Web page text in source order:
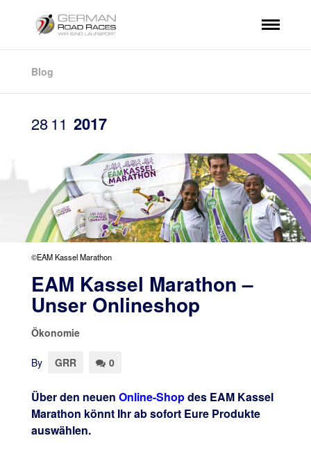
Blog
28 11 2017
©EAM Kassel Marathon
EAM Kassel Marathon –
Unser Onlineshop
Ökonomie
By GRR 0
Über den neuen Online-Shopdes EAM Kassel
Marathon könnt Ihr ab sofort Eure Produkte
auswählen.